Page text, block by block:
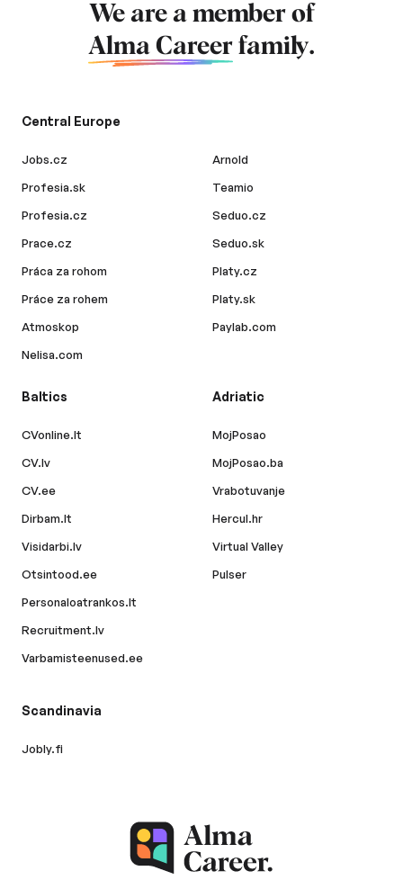
We are a member of
Alma Career family.
Central Europe
Jobs.cz
Profesia.sk
Profesia.cz
Prace.cz
Práca za rohom
Práce za rohem
Atmoskop
Nelisa.com
Arnold
Teamio
Seduo.cz
Seduo.sk
Platy.cz
Platy.sk
Paylab.com
Baltics
CVonline.lt
CV.lv
CV.ee
Dirbam.lt
Visidarbi.lv
Otsintood.ee
Personaloatrankos.lt
Recruitment.lv
Varbamisteenused.ee
Adriatic
MojPosao
MojPosao.ba
Vrabotuvanje
Hercul.hr
Virtual Valley
Pulser
Scandinavia
Jobly.fi